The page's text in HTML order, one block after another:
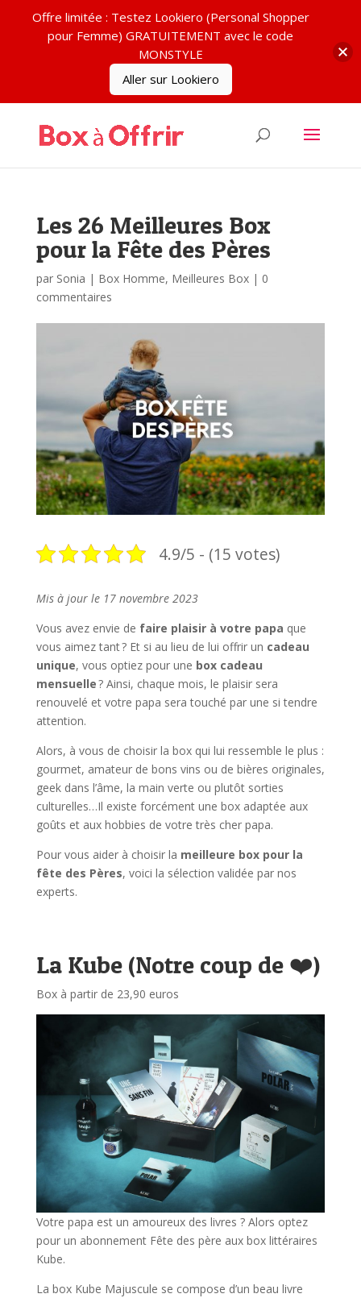
Les 26 Meilleures Box
pour la Fête des Pères
par Sonia | Box Homme, Meilleures Box| 0
commentaires
4.9/5 - (15 votes)
Mis à jour le 17 novembre 2023
Vous avez envie de faire plaisir à votre papa que
vous aimez tant ? Et si au lieu de lui offrir un cadeau
unique, vous optiez pour une box cadeau
mensuelle? Ainsi, chaque mois, le plaisir sera
renouvelé et votre papa sera touché par une si tendre
attention.
Alors, à vous de choisir la box qui lui ressemble le plus :
gourmet, amateur de bons vins ou de bières originales,
geek dans l’âme, la main verte ou plutôt sorties
culturelles…Il existe forcément une box adaptée aux
goûts et aux hobbies de votre très cher papa.
Pour vous aider à choisir la meilleure box pour la
fête des Pères, voici la sélection validée par nos
experts.
La Kube (Notre coup de ❤️)
Box à partir de 23,90 euros
Votre papa est un amoureux des livres ? Alors optez
pour un abonnement Fête des père aux box littéraires
Kube.
La box Kube Majuscule se compose d’un beau livre
Offre limitée : Testez Lookiero (Personal Shopper
pour Femme) GRATUITEMENT avec le code
MONSTYLE
Aller sur Lookiero